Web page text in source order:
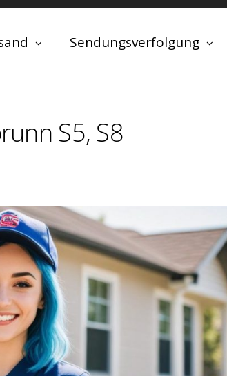
Sendungsverfolgung
S5, S8